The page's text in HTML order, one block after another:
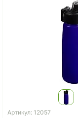
Артикул: 12057